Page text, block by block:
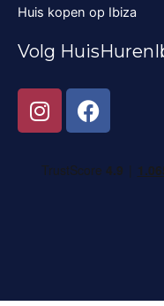
Huis kopen op Ibiza
Volg
I
n
t
F
a
e